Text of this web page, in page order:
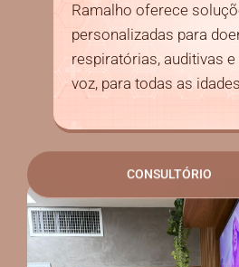
Ramalho oferece
personalizadas para
respiratórias, auditivas
voz, para todas as
CONSULTÓRIO